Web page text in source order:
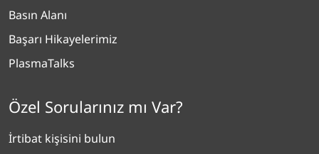
Basın Alanı
Başarı Hikayelerimiz
PlasmaTalks
Özel Sorularınız mı Var?
İrtibat kişisini bulun